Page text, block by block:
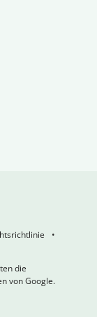
die
von Google.